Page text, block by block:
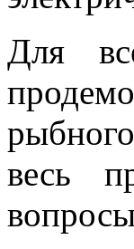
Для
весь